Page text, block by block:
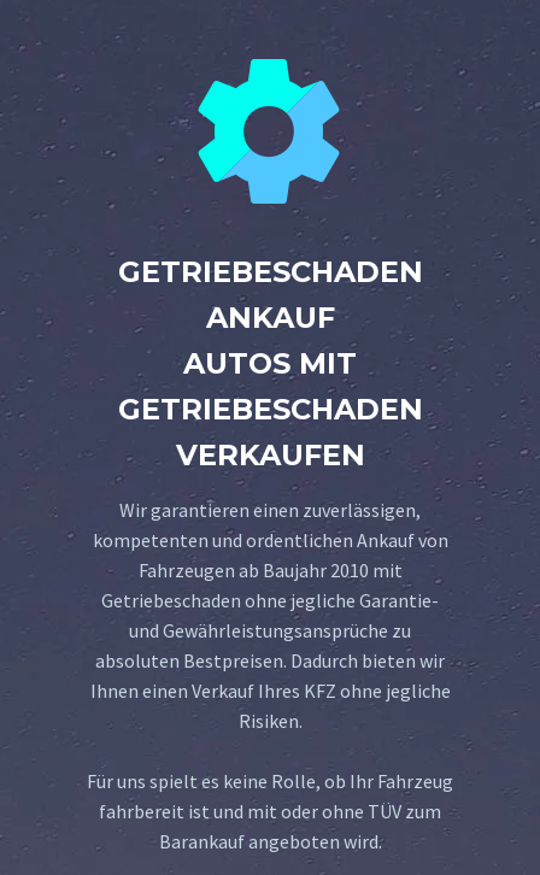


GETRIEBESCHADEN
ANKAUF
AUTOS MIT
GETRIEBESCHADEN
VERKAUFEN
Wir garantieren einen zuverlässigen,
kompetenten und ordentlichen Ankauf von
Fahrzeugen ab Baujahr 2010 mit
Getriebeschaden ohne jegliche Garantie-
und Gewährleistungsansprüche zu
absoluten Bestpreisen. Dadurch bieten wir
Ihnen einen Verkauf Ihres KFZ ohne jegliche
Risiken.
Für uns spielt es keine Rolle, ob Ihr Fahrzeug
fahrbereit ist und mit oder ohne TÜV zum
Barankauf angeboten wird.